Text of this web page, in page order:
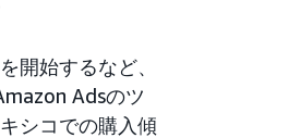
開始するなど、
Adsのツ
シコでの購入傾